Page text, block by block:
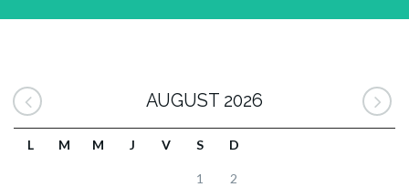
AUGUST 2026
L M M J V S D
1 2